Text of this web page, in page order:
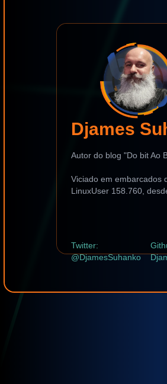
Djames
Autor do blog "Do bit Ao
Viciado em embarcados
LinuxUser 158.760,
Twitter:
@DjamesSuhanko